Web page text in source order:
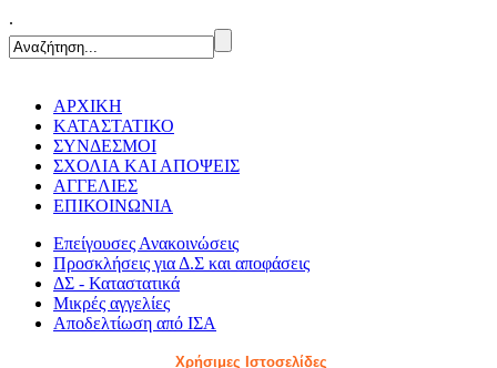
.
ΑΡΧΙΚΗ
ΚΑΤΑΣΤΑΤΙΚΟ
ΣΥΝΔΕΣΜΟΙ
ΣΧΟΛΙΑ ΚΑΙ ΑΠΟΨΕΙΣ
ΑΓΓΕΛΙΕΣ
ΕΠΙΚΟΙΝΩΝΙΑ
Επείγουσες Ανακοινώσεις
Προσκλήσεις για Δ.Σ και αποφάσεις
ΔΣ - Καταστατικά
Μικρές αγγελίες
Αποδελτίωση από ΙΣΑ
Χρήσιμες Ιστοσελίδες